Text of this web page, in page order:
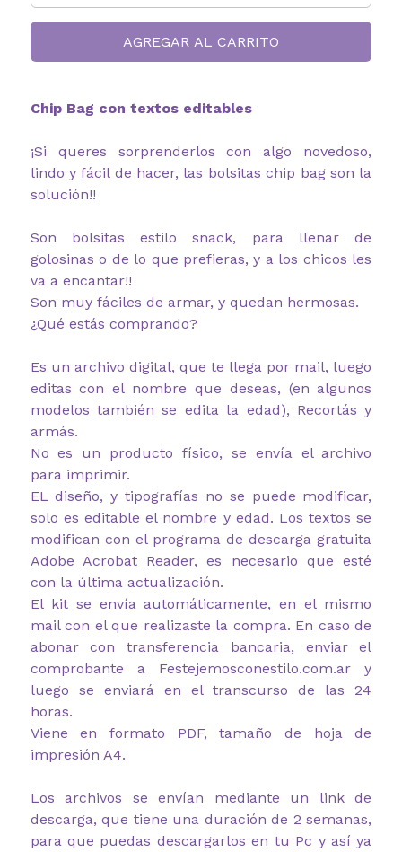
AGREGAR AL CARRITO
Chip Bag con textos editables
¡Si queres sorprenderlos con algo novedoso,
lindo y fácil de hacer, las bolsitas chip bag son la
solución!!
Son bolsitas estilo snack, para llenar de
golosinas o de lo que prefieras, y a los chicos les
va a encantar!!
Son muy fáciles de armar, y quedan hermosas.
¿Qué estás comprando?
Es un archivo digital, que te llega por mail, luego
editas con el nombre que deseas, (en algunos
modelos también se edita la edad), Recortás y
armás.
No es un producto físico, se envía el archivo
para imprimir.
EL diseño, y tipografías no se puede modificar,
solo es editable el nombre y edad. Los textos se
modifican con el programa de descarga gratuita
Adobe Acrobat Reader, es necesario que esté
con la última actualización.
El kit se envía automáticamente, en el mismo
mail con el que realizaste la compra. En caso de
abonar con transferencia bancaria, enviar el
comprobante a Festejemosconestilo.com.ar y
luego se enviará en el transcurso de las 24
horas.
Viene en formato PDF, tamaño de hoja de
impresión A4.
Los archivos se envían mediante un link de
descarga, que tiene una duración de 2 semanas,
para que puedas descargarlos en tu Pc y así ya